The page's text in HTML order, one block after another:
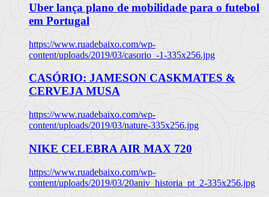
Uber lança plano de mobilidade para o futebol
em Portugal
https://www.ruadebaixo.com/wp-
content/uploads/2019/03/casorio_-1-335x256.jpg
CASÓRIO: JAMESON CASKMATES &
CERVEJA MUSA
https://www.ruadebaixo.com/wp-
content/uploads/2019/03/nature-335x256.jpg
NIKE CELEBRA AIR MAX 720
https://www.ruadebaixo.com/wp-
content/uploads/2019/03/20aniv_historia_pt_2-335x256.jpg